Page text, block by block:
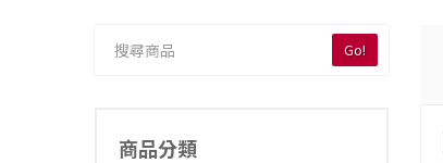
Go!
商品分類